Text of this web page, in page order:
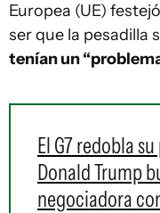
Europea (UE)
ser que la pesadilla
tenían un
El G7 redobla
Donald Trump
negociadora